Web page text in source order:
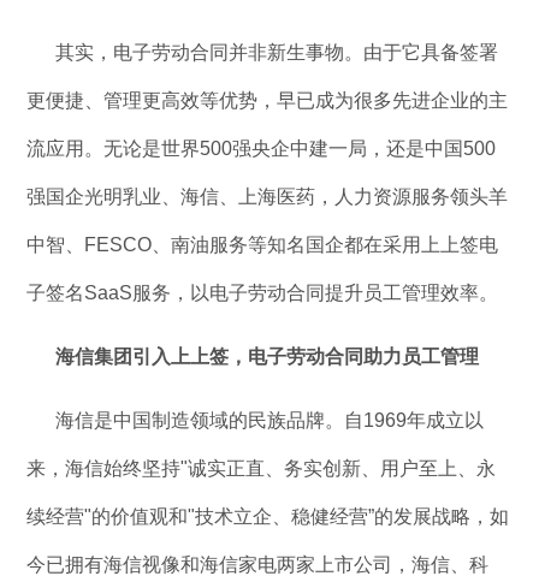
其实，电子劳动合同并非新生事物。由于它具备签署
更便捷、管理更高效等优势，早已成为很多先进企业的主
流应用。无论是世界500强央企中建一局，还是中国500
强国企光明乳业、海信、上海医药，人力资源服务领头羊
中智、FESCO、南油服务等知名国企都在采用上上签电
子签名SaaS服务，以电子劳动合同提升员工管理效率。
海信集团引入上上签，电子劳动合同助力员工管理
海信是中国制造领域的民族品牌。自1969年成立以
来，海信始终坚持"诚实正直、务实创新、用户至上、永
续经营"的价值观和"技术立企、稳健经营”的发展战略，如
今已拥有海信视像和海信家电两家上市公司，海信、科